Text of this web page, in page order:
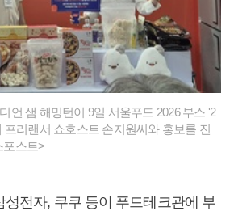
언 샘 해밍턴이 9일 서울푸드 2026 부스 '2
프리랜서 쇼호스트 손지원씨와 홍보를 진
포스트>
성전자, 쿠쿠 등이 푸드테크관에 부